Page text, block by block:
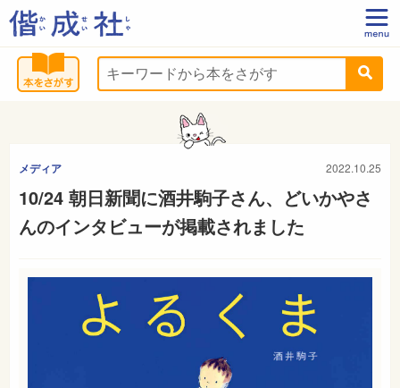
メディア 2022.10.25
10/24 朝日新聞に酒井駒子さん、どいかやさ
んのインタビューが掲載されました